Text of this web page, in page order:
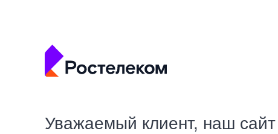
Уважаемый клиент, наш сайт